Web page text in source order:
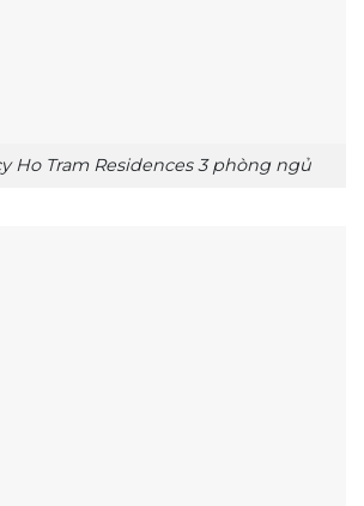
Ho Tram Residences 3 phòng ngủ